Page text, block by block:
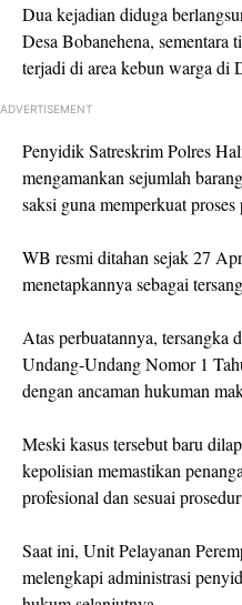
Dua kejadian diduga
Desa Bobanehena, sementara
terjadi di area kebun warga di
ADVERTISEMENT
Penyidik Satreskrim Polres
mengamankan sejumlah
saksi guna memperkuat
WB resmi ditahan sejak 27
menetapkannya sebagai
Atas perbuatannya, tersangka
Undang-Undang Nomor 1
dengan ancaman hukuman
Meski kasus tersebut baru
kepolisian memastikan
profesional dan sesuai
Saat ini, Unit Pelayanan
melengkapi administrasi